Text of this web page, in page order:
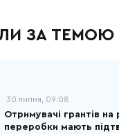
ЗА ТЕМОЮ
30 липня, 09:08
Отримувачі грантів на
переробки мають